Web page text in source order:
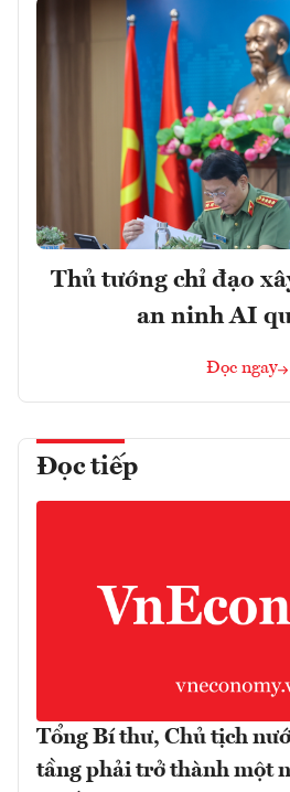
Thủ tướng chỉ đạo
an ninh AI
Đọc ngay
Đọc tiếp
Tổng Bí thư, Chủ tịch
tầng phải trở thành một